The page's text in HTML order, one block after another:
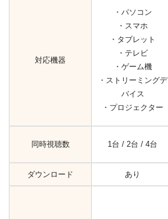
対応機器
・パソコン
・スマホ
・タブレット
・テレビ
・ゲーム機
・ストリーミングデ
バイス
・プロジェクター
同時視聴数 1台 / 2台 / 4台
ダウンロード あり